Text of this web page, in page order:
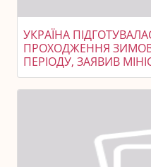
УКРАЇНА
ПРОХОДЖЕННЯ
ПЕРІОДУ, ЗАЯВИВ